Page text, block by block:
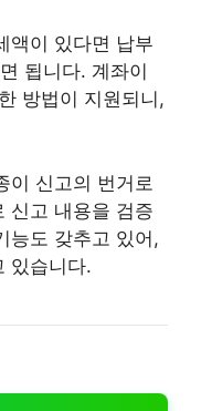
액이 있다면 납부
됩니다. 계좌이
방법이 지원되니,
이 신고의 번거로
신고 내용을 검증
능도 갖추고 있어,
있습니다.